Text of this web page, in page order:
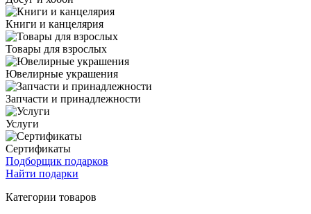
Книги и канцелярия
Товары для взрослых
Ювелирные украшения
Запчасти и принадлежности
Услуги
Сертификаты
Подборщик подарков
Найти подарки
Категории товаров